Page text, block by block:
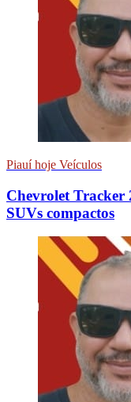
Piauí hoje Veículos
Chevrolet Tracker
SUVs compactos